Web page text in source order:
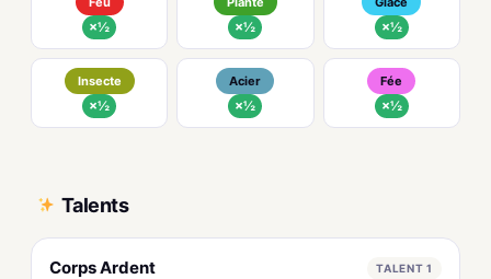
×½ ×½ ×½
Insecte
×½
Acier
×½
Fée
×½
Talents
Corps Ardent TALENT 1